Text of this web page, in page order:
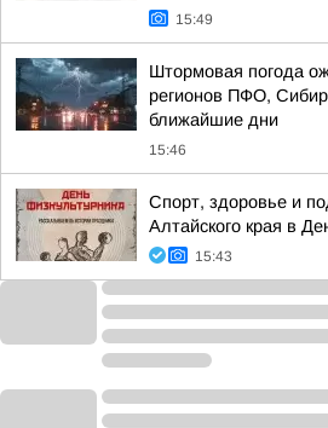
15:49
Штормовая погода
регионов ПФО,
ближайшие дни
15:46
Спорт, здоровье и
Алтайского края в
15:43